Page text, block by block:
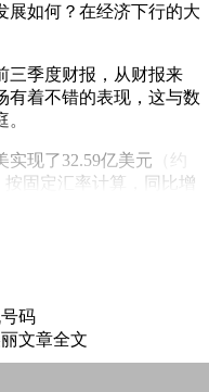
展如何？在经济下行的大
三季度财报，从财报来
有着不错的表现，这与数
实现了32.59亿美元 （约
按固定汇率计算，同比增
码
文章全文